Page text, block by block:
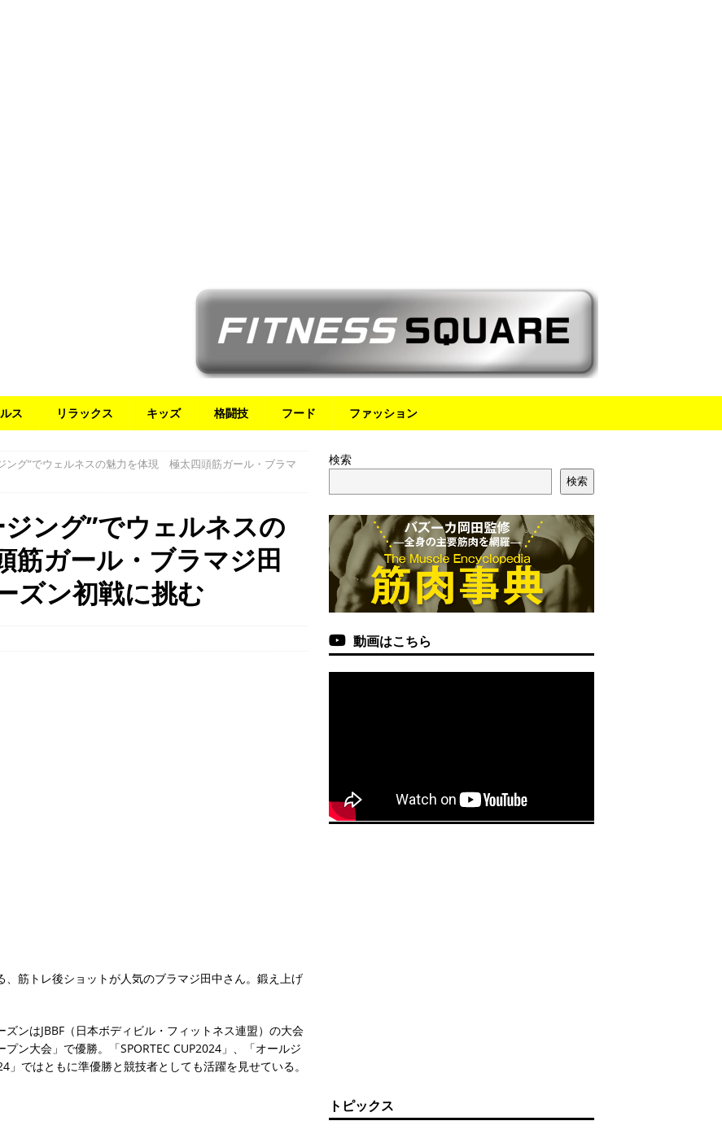
ス リラックス キッズ 格闘技 フード ファッション
ング”でウェルネスの魅力を体現 極太四頭筋ガール・ブラマ
ング”でウェルネスの
ガール・ブラマジ田
ズン初戦に挑む
、筋トレ後ショットが人気のブラマジ田中さん。鍛え上げ
ンはJBBF（日本ボディビル・フィットネス連盟）の大会
ン大会」で優勝。「SPORTEC CUP2024」、「オールジ
ではともに準優勝と競技者としても活躍を見せている。
検索
検索
動画はこちら
トピックス